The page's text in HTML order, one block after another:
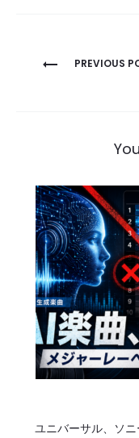
ゲ
ー
シ
ョ
ン
PREVIOUS
ユニバーサル、ソニ